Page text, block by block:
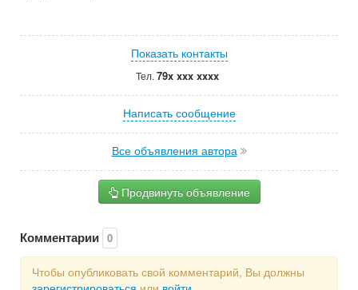
Показать контакты
Тел. 79x xxx xxxx
Написать сообщение
Все объявления автора
Продвинуть объявление
Комментарии 0
Чтобы опубликовать свой комментарий, Вы должны